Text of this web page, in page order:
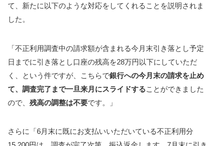
て、新たに以下のような対応をしてくれることを説明されま
した。
「不正利用調査中の請求額が含まれる今月末引き落とし予定
日までに引き落とし口座の残高を28万円以下にしていただ
く、という件ですが、こちらで銀行への今月末の請求を止め
て、調査完了まで一旦来月にスライドすることができました
ので、 残高の調整は不要です。」
さらに「6月末に既にお支払いいただいている不正利用分